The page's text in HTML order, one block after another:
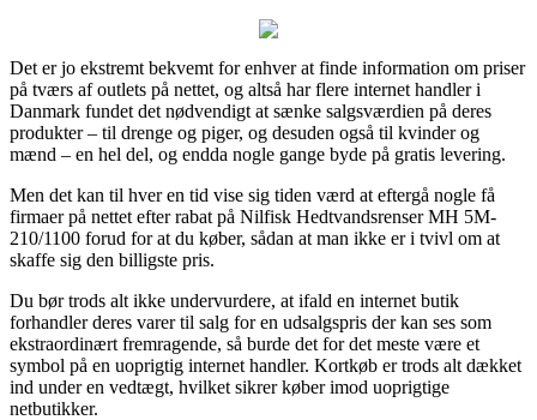
Det er jo ekstremt bekvemt for enhver at finde information om priser
på tværs af outlets på nettet, og altså har flere internet handler i
Danmark fundet det nødvendigt at sænke salgsværdien på deres
produkter – til drenge og piger, og desuden også til kvinder og
mænd – en hel del, og endda nogle gange byde på gratis levering.
Men det kan til hver en tid vise sig tiden værd at eftergå nogle få
firmaer på nettet efter rabat på Nilfisk Hedtvandsrenser MH 5M-
210/1100 forud for at du køber, sådan at man ikke er i tvivl om at
skaffe sig den billigste pris.
Du bør trods alt ikke undervurdere, at ifald en internet butik
forhandler deres varer til salg for en udsalgspris der kan ses som
ekstraordinært fremragende, så burde det for det meste være et
symbol på en uoprigtig internet handler. Kortkøb er trods alt dækket
ind under en vedtægt, hvilket sikrer køber imod uoprigtige
netbutikker.